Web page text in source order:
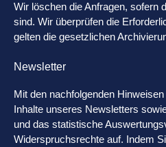
Wir löschen die Anfragen, sofern
sind. Wir überprüfen die
gelten die gesetzlichen
Newsletter
Mit den nachfolgenden
Inhalte unseres Newsletters
und das statistische
Widerspruchsrechte auf. Indem